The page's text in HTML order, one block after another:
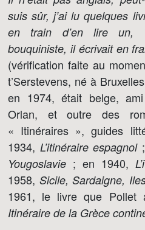
suis sûr, j’ai lu quelques
en train d’en lire un,
bouquiniste, il écrivait en
(vérification faite au
t’Serstevens, né à
en 1974, était belge,
Orlan, et outre des
« Itinéraires », guides
1934, L’itinéraire espagnol;
Yougoslavie ; en 1940,
1958, Sicile, Sardaigne,
1961, le livre que Pollet
Itinéraire de la Grèce